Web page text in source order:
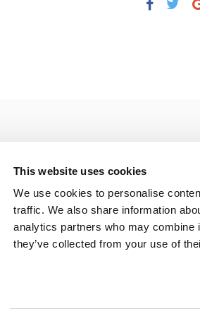
This website uses cookies
We use cookies to personalise
traffic. We also share information
analytics partners who may combine
they’ve collected from your use of